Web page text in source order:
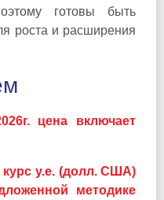
готовы быть
роста и расширения
цена включает
у.е. (долл. США)
методике